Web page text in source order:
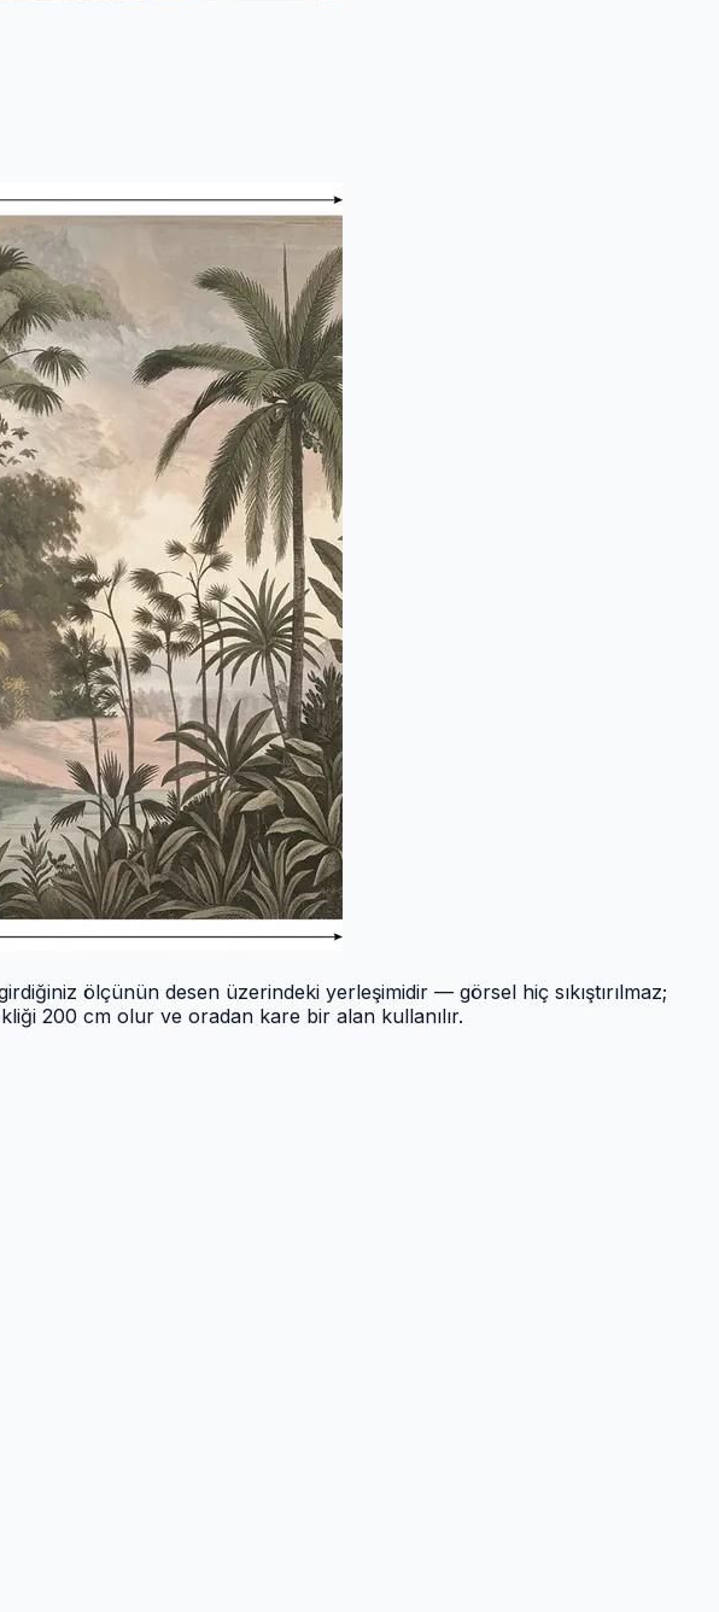
ölçünün desen üzerindeki yerleşimidir — görsel hiç sıkıştırılmaz;
200 cm olur ve oradan kare bir alan kullanılır.